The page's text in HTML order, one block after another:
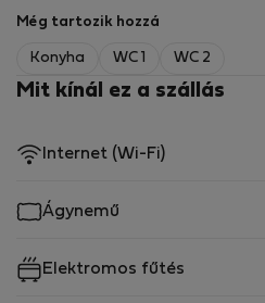
Még tartozik hozzá
Konyha WC 1 WC 2
Mit kínál ez a szállás
Internet (Wi-Fi)
Ágynemű
Elektromos fűtés